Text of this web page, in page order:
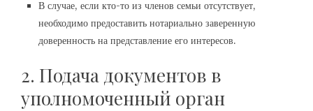
В случае, если кто-то из членов семьи отсутствует,
необходимо предоставить нотариально заверенную
доверенность на представление его интересов.
2. Подача документов в
уполномоченный орган